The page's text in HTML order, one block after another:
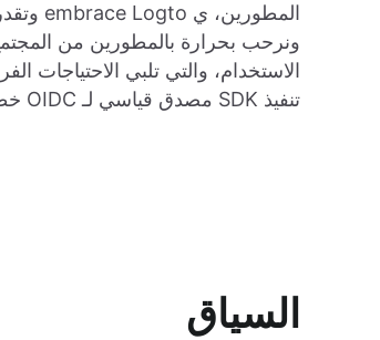
الاستخدام، والتي تلبي الاحتياجات
تنفيذ SDK مصدق قياسي لـ OIDC خطوة بخطوة.
السياق